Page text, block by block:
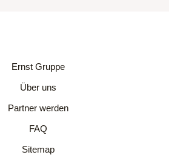
Ernst Gruppe
Über uns
Partner werden
FAQ
Sitemap